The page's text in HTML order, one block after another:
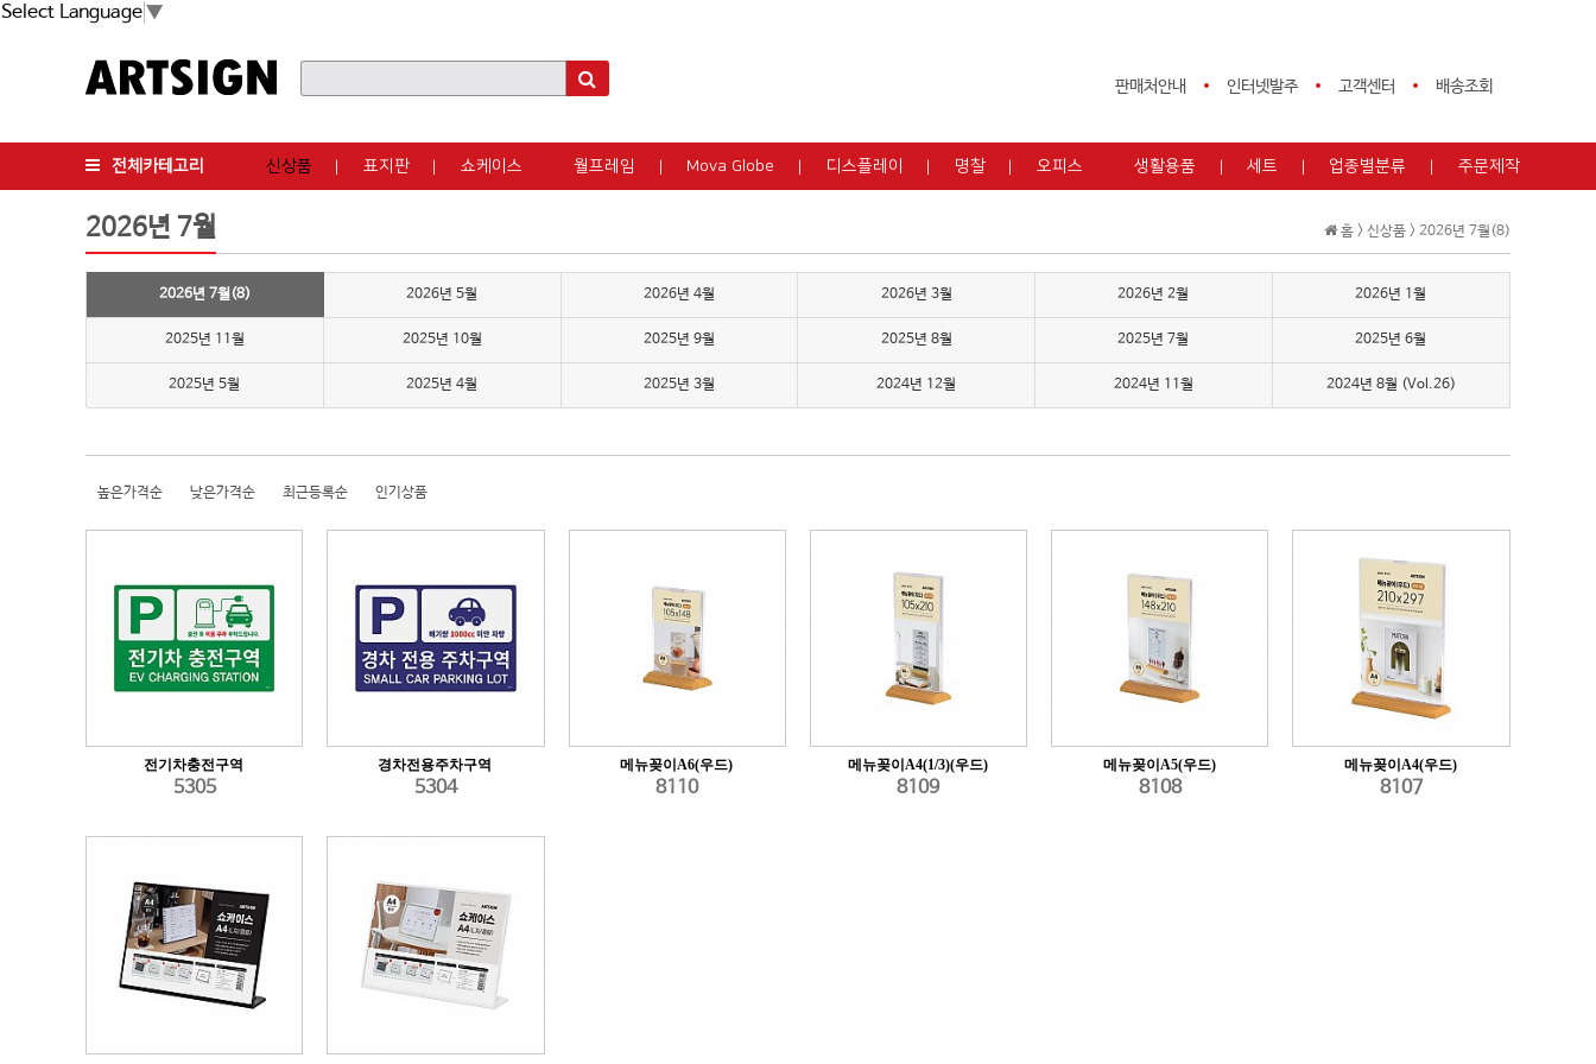
Select Language▼
판매처안내 인터넷발주 고객센터 배송조회
전체카테고리 신상품 표지판 쇼케이스 월프레임 Mova Globe 디스플레이 명찰 오피스 생활용품 세트 업종별분류 주문제작
홈 > 신상품 > 2026년 7월(8)
2026년 7월
2026년 7월(8) 2026년 5월 2026년 4월 2026년 3월 2026년 2월 2026년 1월
2025년 11월 2025년 10월 2025년 9월 2025년 8월 2025년 7월 2025년 6월
2025년 5월 2025년 4월 2025년 3월 2024년 12월 2024년 11월 2024년 8월 (Vol.26)
높은가격순 낮은가격순 최근등록순 인기상품
전기차충전구역
5305
경차전용주차구역
5304
메뉴꽂이A6(우드)
8110
메뉴꽂이A4(1/3)(우드)
8109
메뉴꽂이A5(우드)
8108
메뉴꽂이A4(우드)
8107